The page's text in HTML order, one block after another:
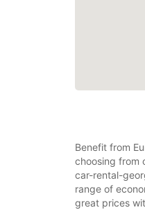
Benefit from
choosing from
car-rental-
range of
great prices